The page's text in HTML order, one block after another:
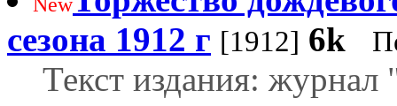
сезона 1912 г [1912] 6k
Текст издания: